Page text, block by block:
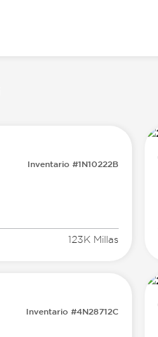
Inventario #1N10222B
123K Millas
Inventario #4N28712C